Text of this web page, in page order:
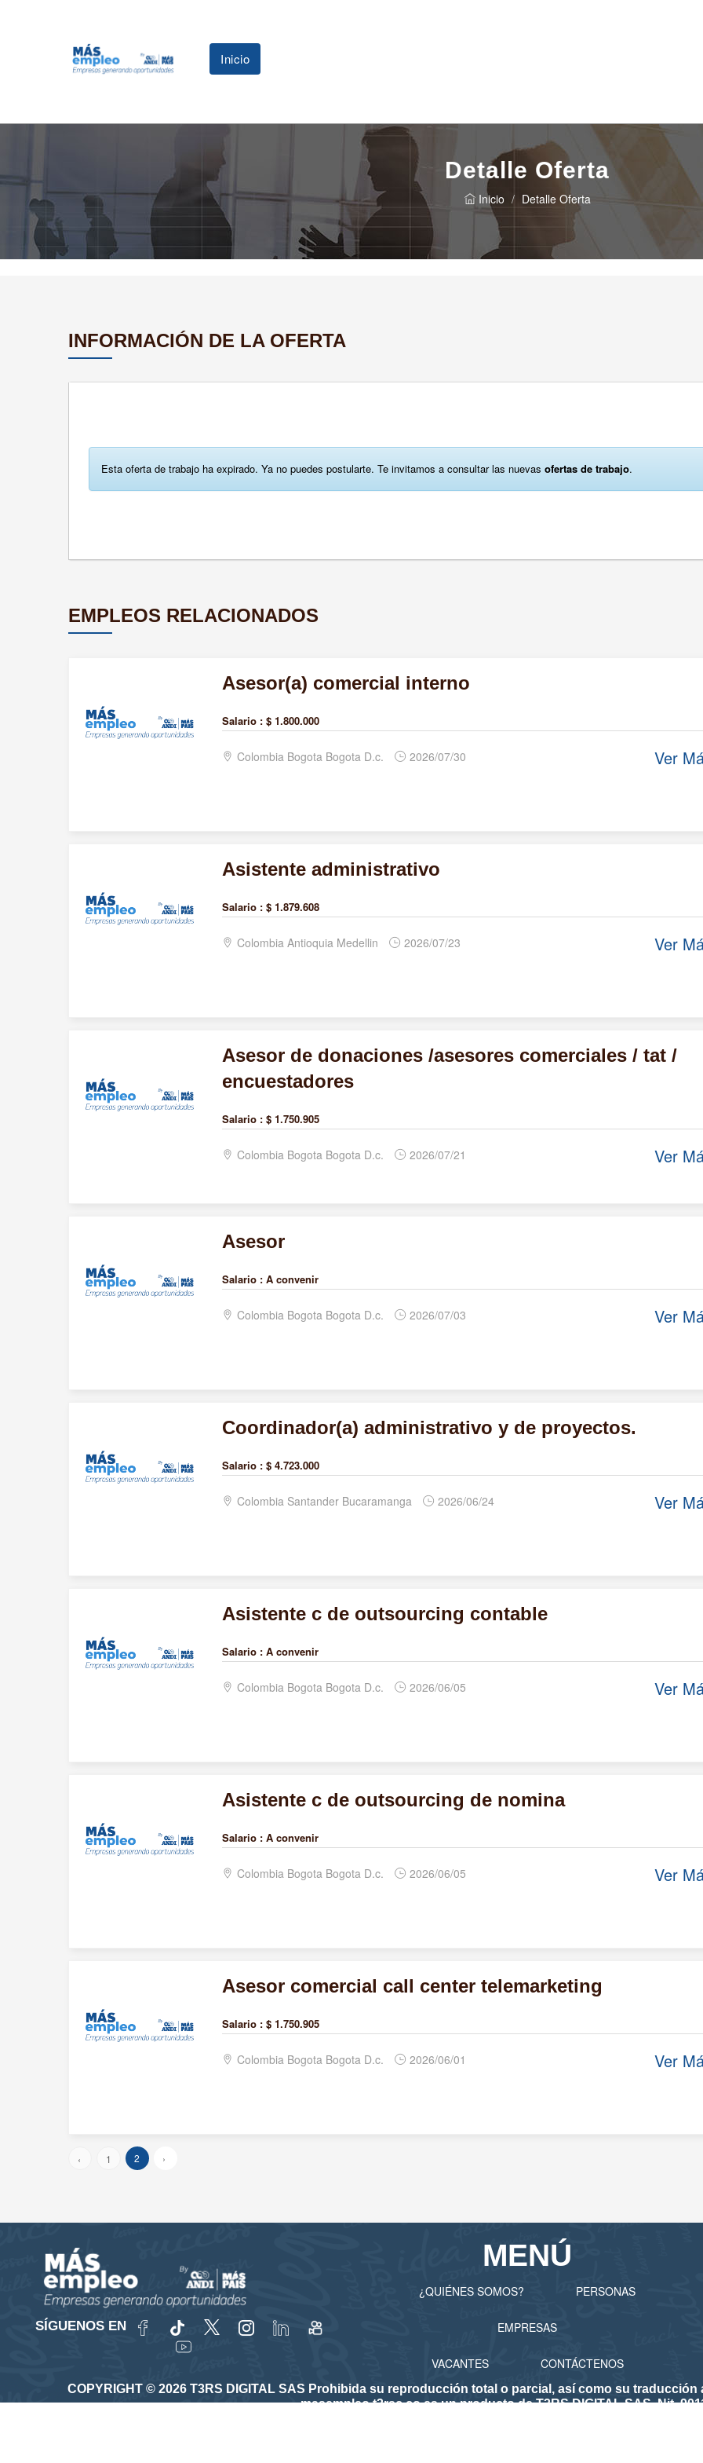
Inicio
Detalle Oferta
Inicio Detalle Oferta
INFORMACIÓN DE LA OFERTA
Esta oferta de trabajo ha expirado. Ya no puedes postularte. Te invitamos a consultar las nuevas ofertas de trabajo.
EMPLEOS RELACIONADOS
Asesor(a) comercial interno
Salario : $ 1.800.000
Colombia Bogota Bogota D.c. 2026/07/30 Ver
Asistente administrativo
Salario : $ 1.879.608
Colombia Antioquia Medellin 2026/07/23 Ver
Asesor de donaciones /asesores comerciales / tat /
encuestadores
Salario : $ 1.750.905
Colombia Bogota Bogota D.c. 2026/07/21 Ver
Asesor
Salario : A convenir
Colombia Bogota Bogota D.c. 2026/07/03 Ver
Coordinador(a) administrativo y de proyectos.
Salario : $ 4.723.000
Colombia Santander Bucaramanga 2026/06/24 Ver
Asistente c de outsourcing contable
Salario : A convenir
Colombia Bogota Bogota D.c. 2026/06/05 Ver
Asistente c de outsourcing de nomina
Salario : A convenir
Colombia Bogota Bogota D.c. 2026/06/05 Ver
Asesor comercial call center telemarketing
Salario : $ 1.750.905
Colombia Bogota Bogota D.c. 2026/06/01 Ver
‹ 1 2 ›
SÍGUENOS EN
MENÚ
¿QUIÉNES SOMOS? PERSONAS
EMPRESAS
VACANTES CONTÁCTENOS
COPYRIGHT © 2026 T3RS DIGITAL SAS Prohibida su reproducción total o parcial, así como su
masempleo.t3rsc.co es un producto de T3RS DIGITAL SAS. Nit.